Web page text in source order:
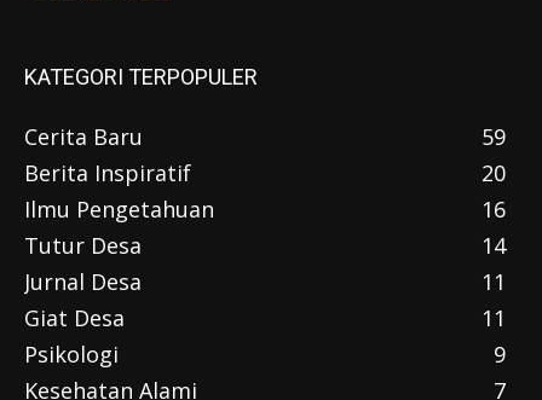
KATEGORI TERPOPULER
Cerita Baru
59
Berita Inspiratif
20
Ilmu Pengetahuan
16
Tutur Desa
14
Jurnal Desa
11
Giat Desa
11
Psikologi
9
Kesehatan Alami
7